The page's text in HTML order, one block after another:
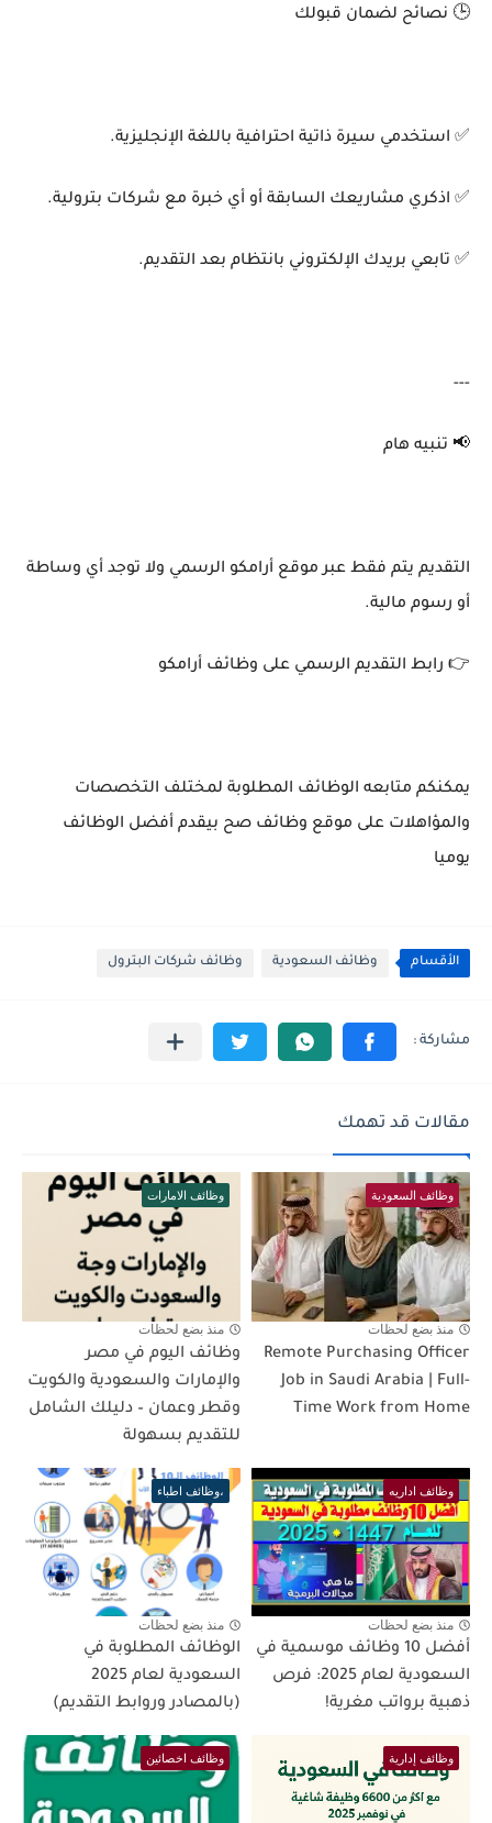
🕒 نصائح لضمان قبولك
✅ استخدمي سيرة ذاتية احترافية باللغة الإنجليزية.
✅ اذكري مشاريعك السابقة أو أي خبرة مع شركات بترولية.
✅ تابعي بريدك الإلكتروني بانتظام بعد التقديم.
---
📢 تنبيه هام
التقديم يتم فقط عبر موقع أرامكو الرسمي ولا توجد أي وساطة
أو رسوم مالية.
👉 رابط التقديم الرسمي على وظائف أرامكو
يمكنكم متابعه الوظائف المطلوبة لمختلف التخصصات
والمؤاهلات على موقع وظائف صح بيقدم أفضل الوظائف
يوميا
الأقسام وظائف السعودية وظائف شركات البترول
مقالات قد تهمك
وظائف السعودية
منذ بضع لحظات
Remote Purchasing Officer
Job in Saudi Arabia | Full-
Time Work from Home
وظائف الامارات
منذ بضع لحظات
وظائف اليوم في مصر
والإمارات والسعودية والكويت
وقطر وعمان – دليلك الشامل
للتقديم بسهولة
وظائف اداريه
منذ بضع لحظات
أفضل 10 وظائف موسمية في
السعودية لعام 2025: فرص
ذهبية برواتب مغرية!
،وظائف اطباء
منذ بضع لحظات
الوظائف المطلوبة في
السعودية لعام 2025
(بالمصادر وروابط التقديم)
وظائف إدارية وظائف اخصائين